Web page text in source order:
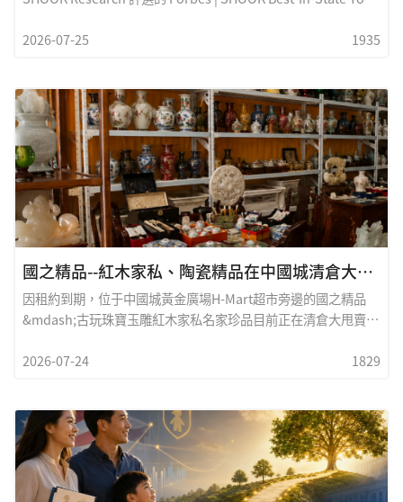
涯進入第九年之際，代表 Lumina Wealth｜New York Life 位於
&nbsp;SHOOK
2026-07-25 1935
國之精品--紅木家私、陶瓷精品在中國城清倉大甩賣 ！
因租約到期，位于中國城黃金廣場H-Mart超市旁邊的國之精品
&mdash;古玩珠寶玉雕紅木家私名家珍品目前正在清倉大甩賣！
2026-07-24
1829